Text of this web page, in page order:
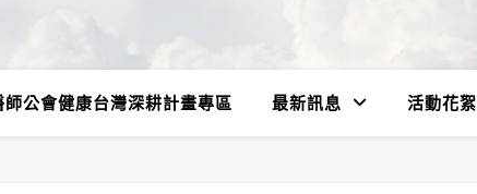
師公會健康台灣深耕計畫專區 最新訊息 活動花絮